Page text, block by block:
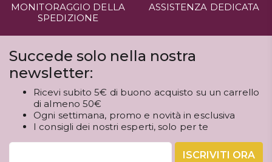
MONITORAGGIO DELLA
SPEDIZIONE
ASSISTENZA DEDICATA
Succede solo nella nostra
newsletter:
Ricevi subito 5€ di buono acquisto su un carrello
di almeno 50€
Ogni settimana, promo e novità in esclusiva
I consigli dei nostri esperti, solo per te
ISCRIVITI ORA